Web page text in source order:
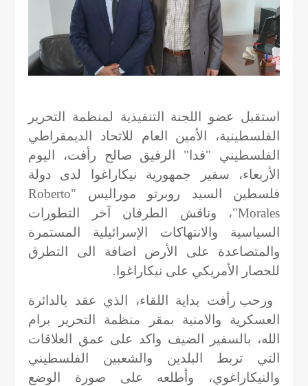
استقبل عضو اللجنة التنفيذية لمنظمة التحرير
الفلسطينية، الأمين العام للاتحاد الديمقراطي
الفلسطيني "فدا" الرفيق صالح رأفت، اليوم
الأربعاء، سفير جمهورية نيكاراغوا لدى دولة
فلسطين السيد روبرتو موراليس "Roberto
Morales"، وناقش الطرفان آخر التطورات
السياسية والانتهاكات الإسرائيلية المستمرة
والمتصاعدة على الأرض اضافة الى التطرق
للحصار الأمريكي على نيكاراغوا.
ورحب رأفت بداية اللقاء، الذي عقد بالدائرة
العسكرية والامنية بمقر منظمة التحرير برام
الله، بالسفير الضيف واكد على عمق العلاقات
التي تربط البلدين والشعبين الفلسطيني
والنيكاراغوي، وأطلعه على صورة الوضع